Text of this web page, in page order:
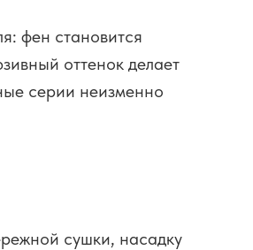
фен становится
оттенок делает
серии неизменно
сушки, насадку